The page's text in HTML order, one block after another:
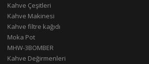
Kahve Çeşitleri
Kahve Makinesi
Kahve filtre kağıdı
Moka Pot
MHW-3BOMBER
Kahve Değirmenleri